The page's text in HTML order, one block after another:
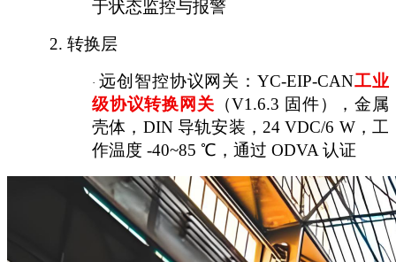
于状态监控与报警
2. 转换层
· 远创智控协议网关：YC-EIP-CAN工业
级协议转换网关 （V1.6.3 固件），金属
壳体，DIN 导轨安装，24 VDC/6 W，工
作温度 -40~85 ℃，通过 ODVA 认证